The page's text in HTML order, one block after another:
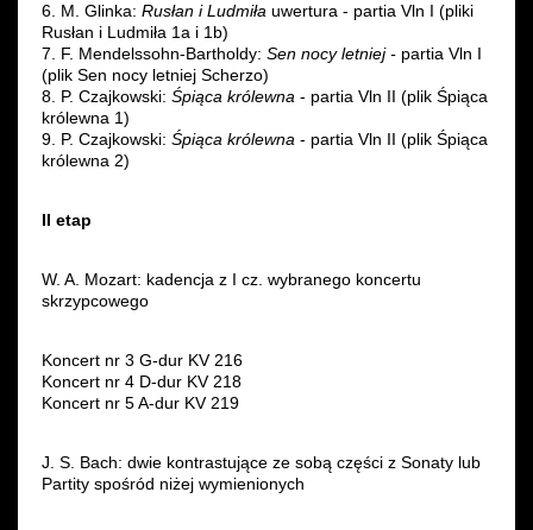
6. M. Glinka: Rusłan i Ludmiła uwertura - partia Vln I (pliki
Rusłan i Ludmiła 1a i 1b)
7. F. Mendelssohn-Bartholdy: Sen nocy letniej - partia Vln I
(plik Sen nocy letniej Scherzo)
8. P. Czajkowski: Śpiąca królewna - partia Vln II (plik Śpiąca
królewna 1)
9. P. Czajkowski: Śpiąca królewna - partia Vln II (plik Śpiąca
królewna 2)
II etap
W. A. Mozart: kadencja z I cz. wybranego koncertu
skrzypcowego
Koncert nr 3 G-dur KV 216
Koncert nr 4 D-dur KV 218
Koncert nr 5 A-dur KV 219
J. S. Bach: dwie kontrastujące ze sobą części z Sonaty lub
Partity spośród niżej wymienionych